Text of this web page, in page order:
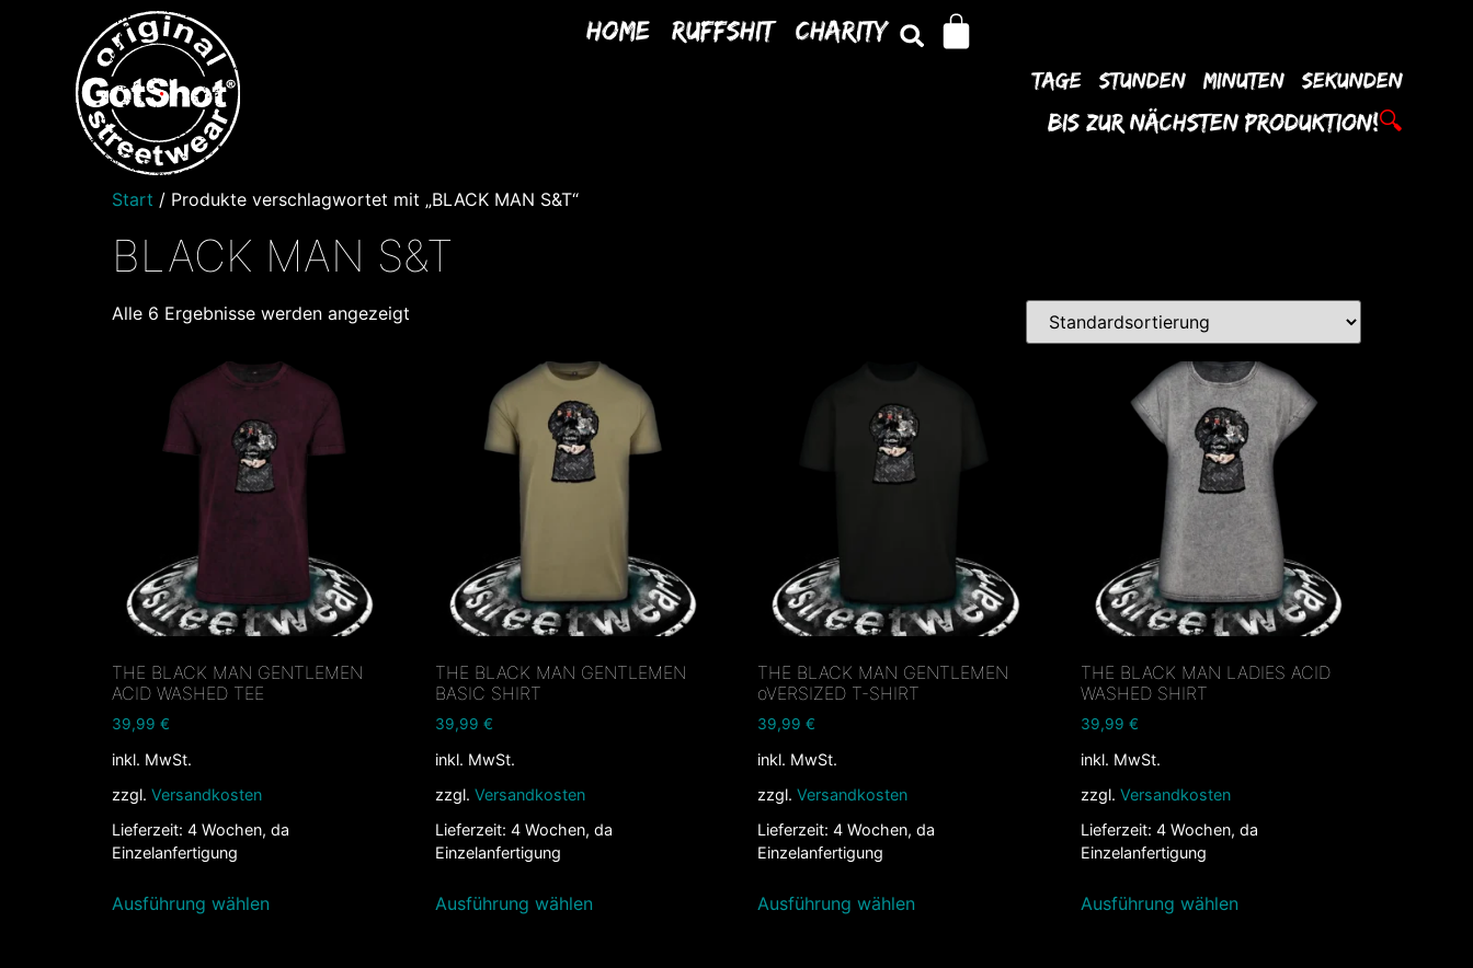
Home Ruffshit Charity
Tage Stunden Minuten Sekunden
Bis ZurNächsten Produktion!🔍
Start / Produkte verschlagwortet mit „BLACK MAN S&T“
BLACK MAN S&T
Alle 6 Ergebnisse werden angezeigt
THE BLACK MAN GENTLEMEN
ACID WASHED TEE
39,99 €
inkl. MwSt.
zzgl. Versandkosten
Lieferzeit: 4 Wochen, da
Einzelanfertigung
Ausführung wählen
THE BLACK MAN GENTLEMEN
BASIC SHIRT
39,99 €
inkl. MwSt.
zzgl. Versandkosten
Lieferzeit: 4 Wochen, da
Einzelanfertigung
Ausführung wählen
THE BLACK MAN GENTLEMEN
oVERSIZED T-SHIRT
39,99€
inkl. MwSt.
zzgl.Versandkosten
Lieferzeit:4 Wochen, da
Einzelanfertigung
Ausführung wählen
THE BLACK MAN LADIES ACID
WASHED SHIRT
39,99€
inkl. MwSt.
zzgl.Versandkosten
Lieferzeit:4 Wochen, da
Einzelanfertigung
Ausführung wählen